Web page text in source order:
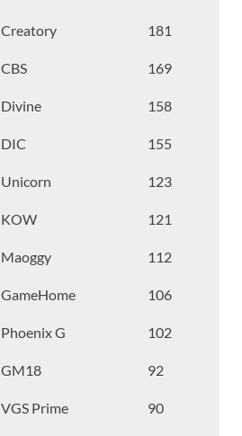
Creatory 181
CBS 169
Divine 158
DIC 155
Unicorn 123
KOW 121
Maoggy 112
GameHome 106
Phoenix G 102
GM18 92
VGS Prime 90